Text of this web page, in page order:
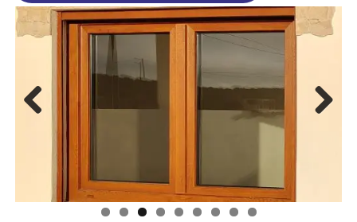
Previous